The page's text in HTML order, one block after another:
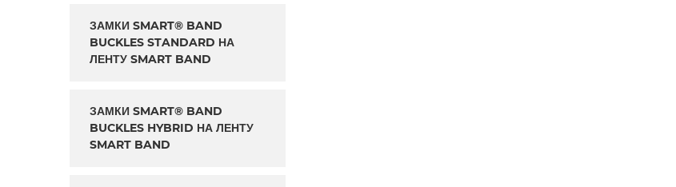
ЗАМКИ SMART® BAND
BUCKLES STANDARD НА
ЛЕНТУ SMART BAND
ЗАМКИ SMART® BAND
BUCKLES HYBRID НА ЛЕНТУ
SMART BAND